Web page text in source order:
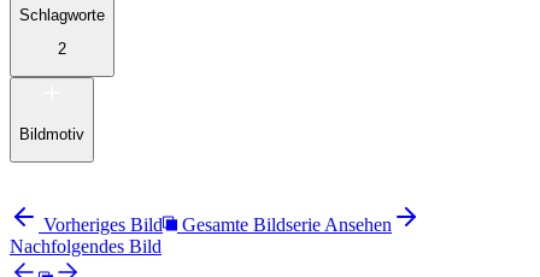
Schlagworte
2
Bildmotiv
Vorheriges Bild
Gesamte Bildserie Ansehen
Nachfolgendes Bild